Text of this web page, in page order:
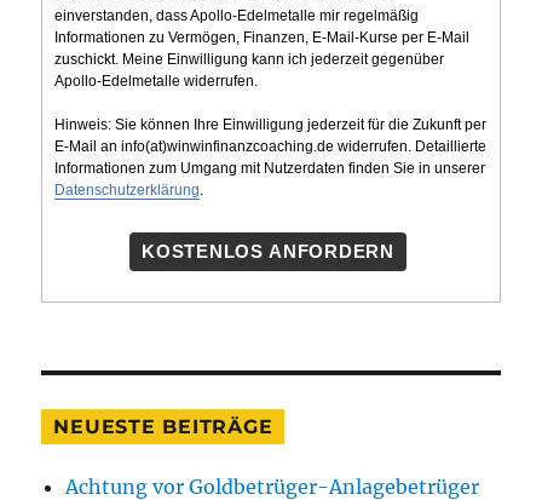
einverstanden, dass Apollo-Edelmetalle mir regelmäßig
Informationen zu Vermögen, Finanzen, E-Mail-Kurse per E-Mail
zuschickt. Meine Einwilligung kann ich jederzeit gegenüber
Apollo-Edelmetalle widerrufen.
Hinweis: Sie können Ihre Einwilligung jederzeit für die Zukunft per
E-Mail an info(at)winwinfinanzcoaching.de widerrufen. Detaillierte
Informationen zum Umgang mit Nutzerdaten finden Sie in unserer
Datenschutzerklärung.
KOSTENLOS ANFORDERN
NEUESTE BEITRÄGE
Achtung vor Goldbetrüger-Anlagebetrüger